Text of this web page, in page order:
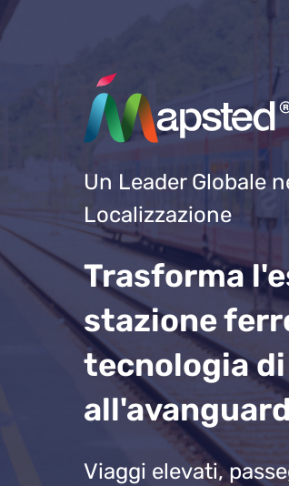
Un Leader Globale
Localizzazione
Trasforma
stazione
tecnologia
Viaggi elevati,